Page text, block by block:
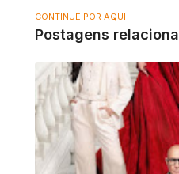
CONTINUE POR AQUI
Postagens